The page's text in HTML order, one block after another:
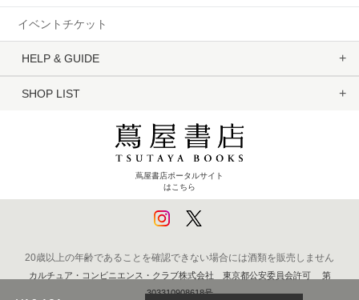
イベントチケット
HELP & GUIDE
SHOP LIST
蔦屋書店ポータルサイト
はこちら
20歳以上の年齢であることを確認できない場合には酒類を販売しません
カルチュア・コンビニエンス・クラブ株式会社 東京都公安委員会許可 第
303310908618号